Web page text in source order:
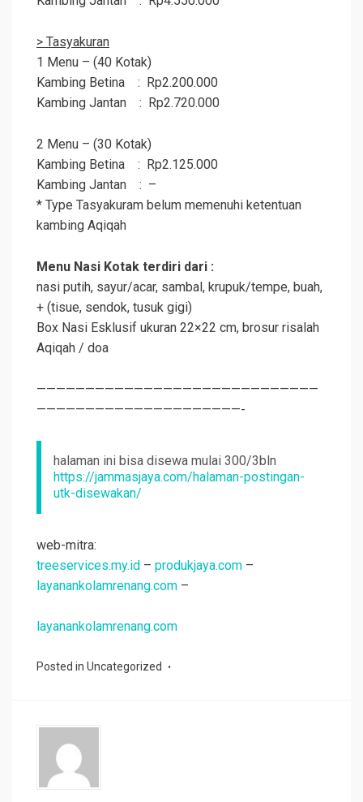
> Tasyakuran
1 Menu – (40 Kotak)
Kambing Betina : Rp2.200.000
Kambing Jantan : Rp2.720.000
2 Menu – (30 Kotak)
Kambing Betina : Rp2.125.000
Kambing Jantan : –
* Type Tasyakuram belum memenuhi ketentuan
kambing Aqiqah
Menu Nasi Kotak terdiri dari :
nasi putih, sayur/acar, sambal, krupuk/tempe, buah,
+ (tisue, sendok, tusuk gigi)
Box Nasi Esklusif ukuran 22×22 cm, brosur risalah
Aqiqah / doa
—————————————————————————————
—————————————————————-
halaman ini bisa disewa mulai 300/3bln
https://jammasjaya.com/halaman-postingan-
utk-disewakan/
web-mitra:
treeservices.my.id – produkjaya.com –
layanankolamrenang.com –
layanankolamrenang.com
Posted in Uncategorized